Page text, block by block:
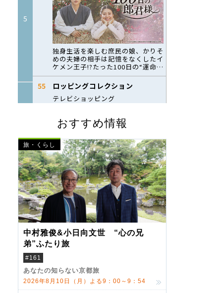
おすすめ情報
旅・くらし
中村雅俊&小日向文世 “心の兄
弟”ふたり旅
#161
あなたの知らない京都旅
2026年8月10日（月）よる9：00～9：54